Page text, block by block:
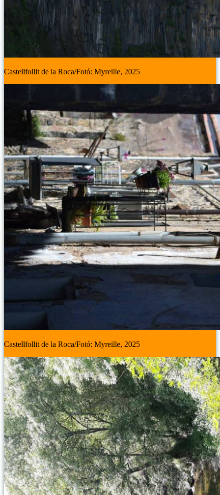
Castellfollit de la Roca/Fotó: Myreille, 2025
Castellfollit de la Roca/Fotó: Myreille, 2025